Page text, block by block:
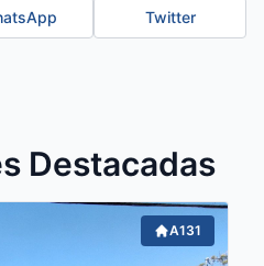
Twitter
Destacadas
A131